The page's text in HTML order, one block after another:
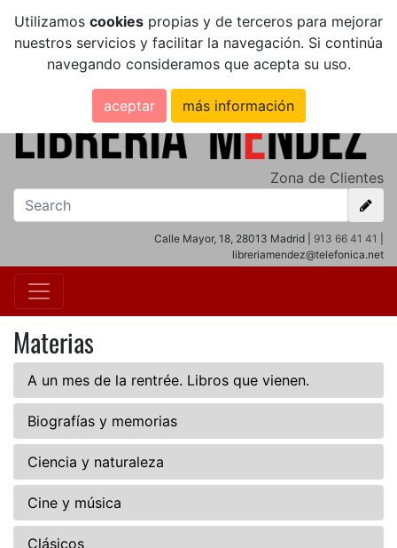
Utilizamos cookies propias y de terceros para mejorar
nuestros servicios y facilitar la navegación. Si continúa
navegando consideramos que acepta su uso.
aceptar más información
Zona de Clientes
Calle Mayor, 18, 28013 Madrid | 913 66 41 41
libreriamendez@telefonica.net
Materias
A un mes de la rentrée. Libros que vienen.
Biografías y memorias
Ciencia y naturaleza
Cine y música
Clásicos